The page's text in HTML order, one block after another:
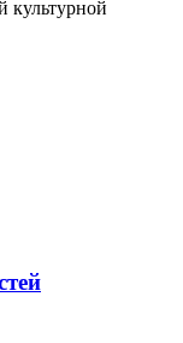
культурной